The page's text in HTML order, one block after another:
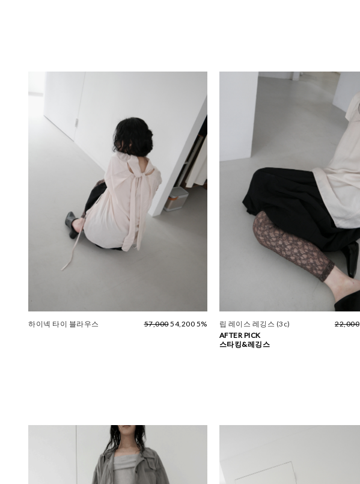
하이넥 타이 블라우스 57,00054,200 5% 립 레이스 레깅스 (3c) 22,000
AFTER PICK
스타킹&레깅스